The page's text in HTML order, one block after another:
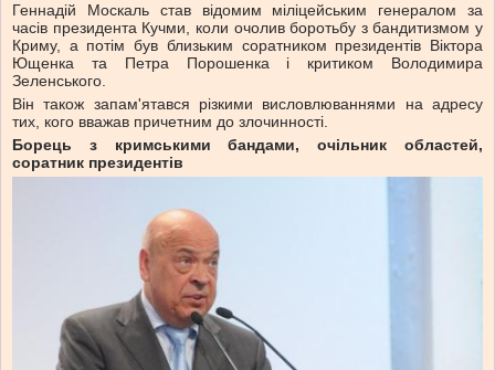
Геннадій Москаль став відомим міліцейським генералом за
часів президента Кучми, коли очолив боротьбу з бандитизмом у
Криму, а потім був близьким соратником президентів Віктора
Ющенка та Петра Порошенка і критиком Володимира
Зеленського.
Він також запам'ятався різкими висловлюваннями на адресу
тих, кого вважав причетним до злочинності.
Борець з кримськими бандами, очільник областей,
соратник президентів